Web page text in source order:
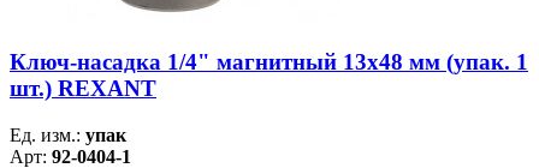
Ключ-насадка 1/4" магнитный 13х48 мм (упак. 1
шт.) REXANT
Ед. изм.: упак
Арт: 92-0404-1